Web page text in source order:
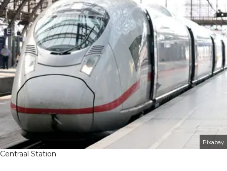
Pixabay
Centraal Station